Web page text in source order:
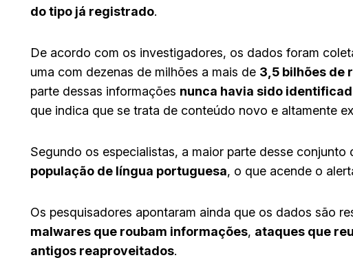
do tipo já registrado.
De acordo com os investigadores, os dados foram
uma com dezenas de milhões a mais de 3,5 bilhões de
parte dessas informações nunca havia sido
que indica que se trata de conteúdo novo e altamente
Segundo os especialistas, a maior parte desse conjunto
população de língua portuguesa, o que acende o
Os pesquisadores apontaram ainda que os dados são
malwares que roubam informações, ataques que
antigos reaproveitados.